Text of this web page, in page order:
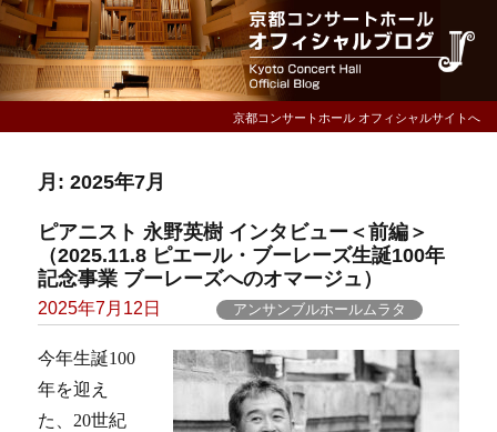
京都コンサートホール オフィシャルサイトへ
月:2025年7月
ピアニスト 永野英樹 インタビュー＜前編＞
（2025.11.8 ピエール・ブーレーズ生誕100年
記念事業 ブーレーズへのオマージュ）
Posted
2025年7月12日 アンサンブルホールムラタ
今年生誕100
年を迎え
た、20世紀